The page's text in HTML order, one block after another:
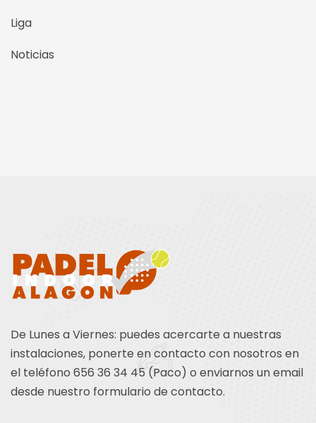
Liga
Noticias
De Lunes a Viernes: puedes acercarte a nuestras
instalaciones, ponerte en contacto con nosotros en
el teléfono 656 36 34 45 (Paco) o enviarnos un email
desde nuestro formulario de contacto.